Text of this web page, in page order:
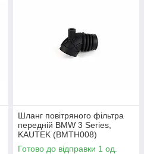
Шланг повітряного фільтра
передній BMW 3 Series,
KAUTEK (BMTH008)
Готово до відправки 1 од.